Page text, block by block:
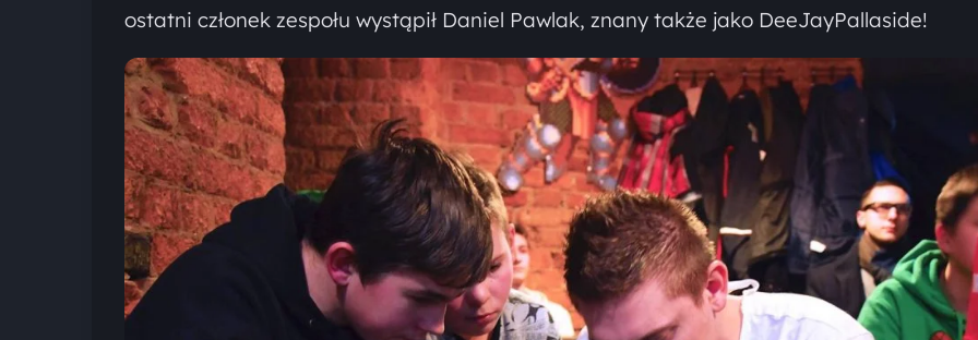
ostatni członek zespołu wystąpił Daniel Pawlak, znany także jako DeeJayPallaside!